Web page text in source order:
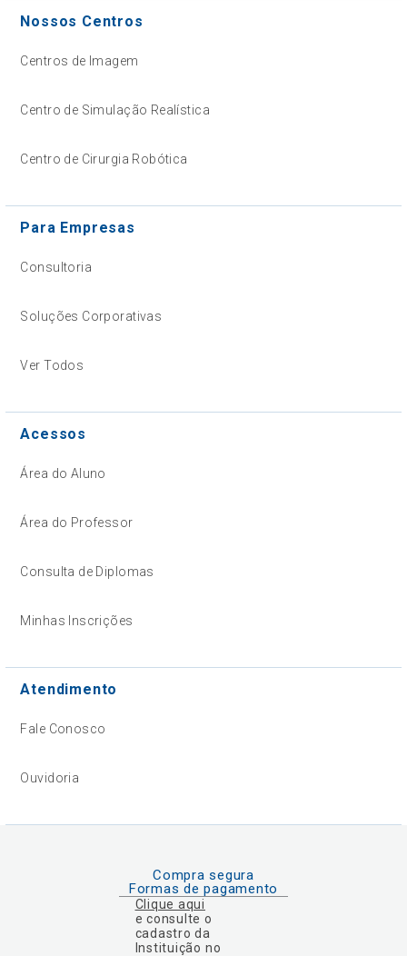
Nossos Centros
Centros de Imagem
Centro de Simulação Realística
Centro de Cirurgia Robótica
Para Empresas
Consultoria
Soluções Corporativas
Ver Todos
Acessos
Área do Aluno
Área do Professor
Consulta de Diplomas
Minhas Inscrições
Atendimento
Fale Conosco
Ouvidoria
Compra segura
Formas de pagamento
Clique aqui
e consulte o
cadastro da
Instituição no